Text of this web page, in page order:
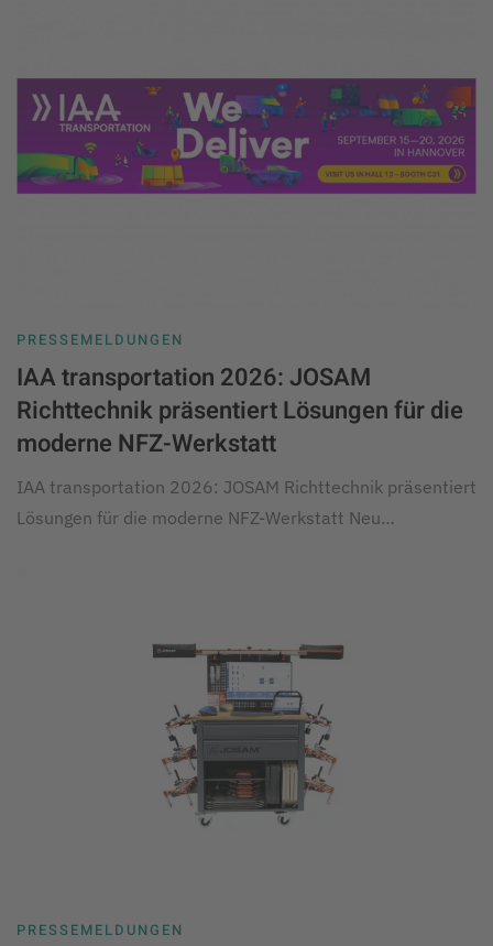
PRESSEMELDUNGEN
IAA transportation 2026: JOSAM
Richttechnik präsentiert Lösungen für die
moderne NFZ-Werkstatt
IAA transportation 2026: JOSAM Richttechnik präsentiert
Lösungen für die moderne NFZ-Werkstatt Neu…
PRESSEMELDUNGEN